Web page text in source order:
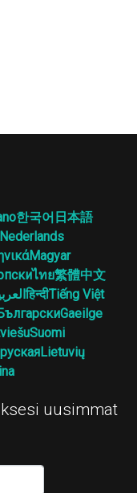
한국어 日本語
Nederlands
Magyar
ไทย繁體中文
हिन्दीTiếng Việt
Gaeilge
Suomi
Lietuvių
uusimmat